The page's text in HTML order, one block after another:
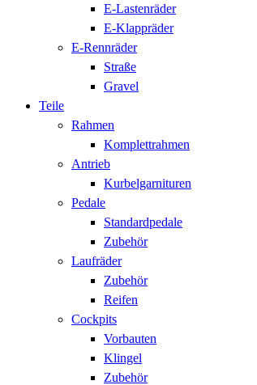
E-Lastenräder
E-Klappräder
E-Rennräder
Straße
Gravel
Teile
Rahmen
Komplettrahmen
Antrieb
Kurbelgarnituren
Pedale
Standardpedale
Zubehör
Laufräder
Zubehör
Reifen
Cockpits
Vorbauten
Klingel
Zubehör